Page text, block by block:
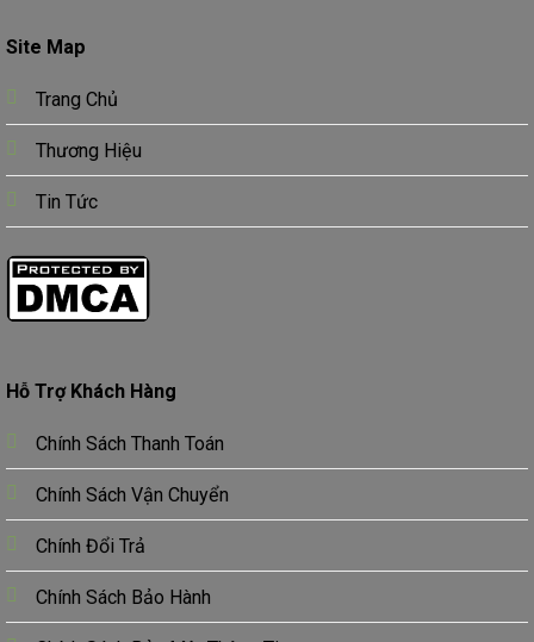
Site Map
Trang Chủ
Thương Hiệu
Tin Tức
Hỗ Trợ Khách Hàng
Chính Sách Thanh Toán
Chính Sách Vận Chuyển
Chính Đổi Trả
Chính Sách Bảo Hành